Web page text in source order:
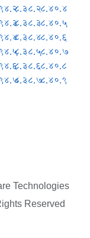
८.३८.२
८.३८.३
८.३८.४
८.३८.५
८.३८.६
८.३८.७
८.४०.४
८.४०.५
८.४०.६
८.४०.७
८.४०.८
८.४०.९
Technologies
Reserved